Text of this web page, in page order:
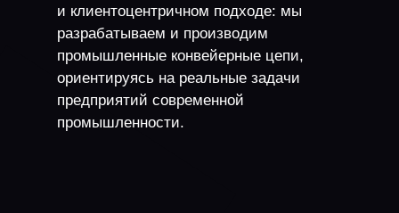
и клиентоцентричном подходе: мы
разрабатываем и производим
промышленные конвейерные цепи,
ориентируясь на реальные задачи
предприятий современной
промышленности.